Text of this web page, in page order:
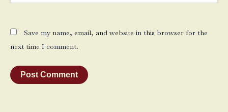
Save my name, email, and website in this browser for the
next time I comment.